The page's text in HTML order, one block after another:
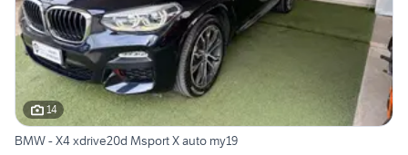
14
BMW - X4 xdrive20d Msport X auto my19